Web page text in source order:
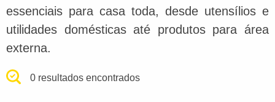
essenciais para casa toda, desde utensílios e
utilidades domésticas até produtos para área
externa.
0 resultados encontrados